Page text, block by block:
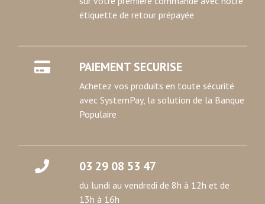
étiquette de retour prépayée
PAIEMENT SECURISE
Achetez vos produits en toute sécurité
avec SystemPay, la solution de la Banque
Populaire
03 29 08 53 47
du lundi au vendredi de 8h à 12h et de
13h à 16h